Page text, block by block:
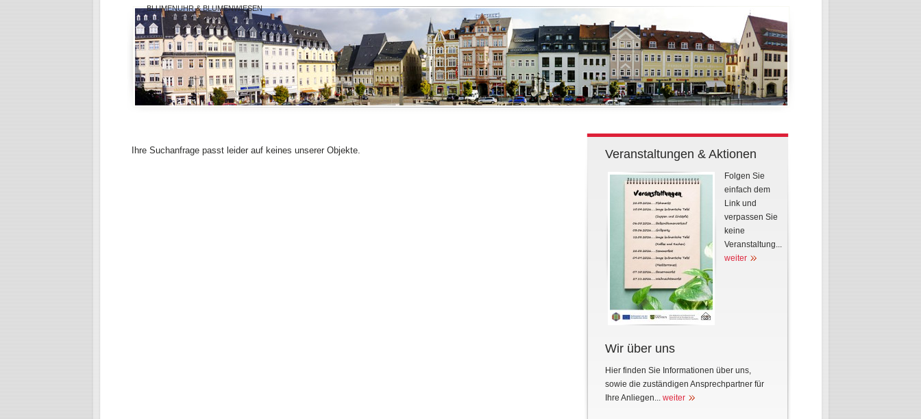
BLUMENUHR & BLUMENWIESEN
Ihre Suchanfrage passt leider auf keines unserer Objekte. Veranstaltungen & Aktionen
Folgen Sie
einfach dem
Link und
verpassen Sie
keine
Veranstaltung...
weiter
Wir über uns
Hier finden Sie Informationen über uns,
sowie die zuständigen Ansprechpartner für
Ihre Anliegen... weiter